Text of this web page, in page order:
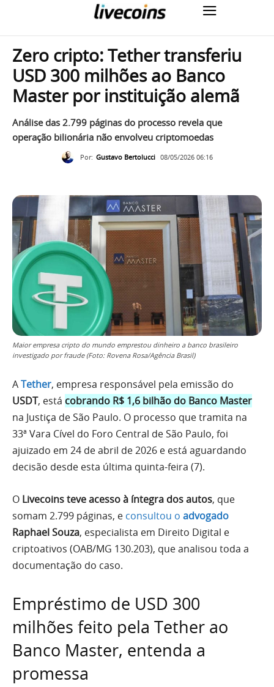
Zero cripto: Tether transferiu
USD 300 milhões ao Banco
Master por instituição alemã
Análise das 2.799 páginas do processo revela que
operação bilionária não envolveu criptomoedas
Por: Gustavo Bertolucci 08/05/2026 06:16
Maior empresa cripto do mundo emprestou dinheiro a banco brasileiro
investigado por fraude (Foto: Rovena Rosa/Agência Brasil)
ATether, empresa responsável pela emissão do
USDT, está cobrando R$ 1,6 bilhão do Banco Master
na Justiça de São Paulo. O processo que tramita na
33ª Vara Cível do Foro Central de São Paulo, foi
ajuizado em 24 de abril de 2026 e está aguardando
decisão desde esta última quinta-feira (7).
O Livecoins teve acesso à íntegra dos autos, que
somam 2.799 páginas, e consultou o advogado
Raphael Souza, especialista em Direito Digital e
criptoativos (OAB/MG 130.203), que analisou toda a
documentação do caso.
Empréstimo de USD 300
milhões feito pela Tether ao
Banco Master, entenda a
promessa